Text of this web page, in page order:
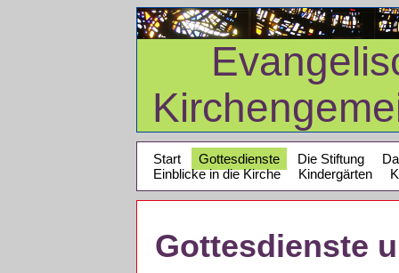
Start Gottesdienste Die Stiftung
Einblicke in die Kirche
Kindergärten
Gottesdienste